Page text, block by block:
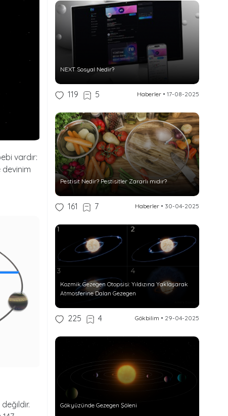
vardır:
devinim
NEXT Sosyal Nedir?
119 5 Haberler• 17-08-2025
Pestisit Nedir? Pestisitler Zararlı mıdır?
161 7 Haberler• 30-04-2025
Kozmik Gezegen Otopsisi: Yıldızına Yaklaşarak
Atmosferine Dalan Gezegen
225 4 Gökbilim • 29-04-2025
Gökyüzünde Gezegen Şöleni